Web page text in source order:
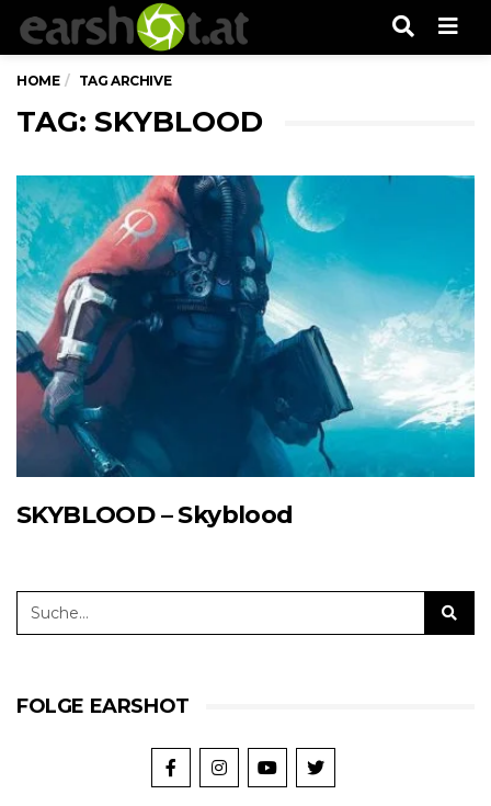
HOME TAG ARCHIVE
TAG: SKYBLOOD
SKYBLOOD – Skyblood
FOLGE EARSHOT